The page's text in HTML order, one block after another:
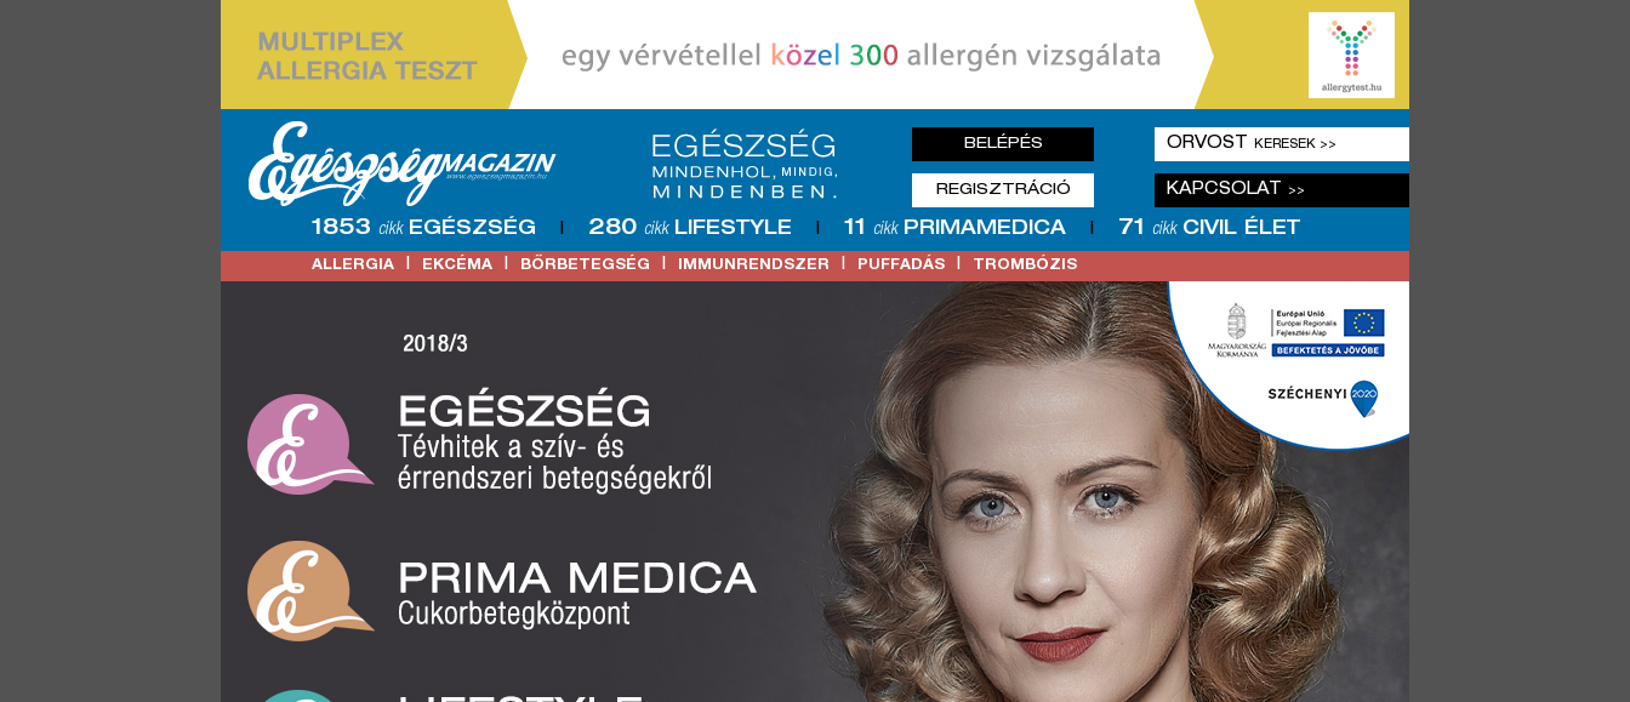
REGISZTRÁCIÓ
BELÉPÉS ORVOST KERESEK >>
KAPCSOLAT >>
1853 cikk EGÉSZSÉG | 280 cikk LIFESTYLE | 11 cikk PRIMAMEDICA | 71 cikk CIVIL ÉLET
ALLERGIA | EKCÉMA | BŐRBETEGSÉG | IMMUNRENDSZER | PUFFADÁS | TROMBÓZIS